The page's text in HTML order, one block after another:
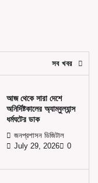
সব খবর
আজ থেকে সারা দেশে
অনির্দিষ্টকালের অ্যাম্বুল্যান্স
ধর্মঘটের ডাক
জনপ্রশাসন ডিজিটাল
July 29, 2026
0